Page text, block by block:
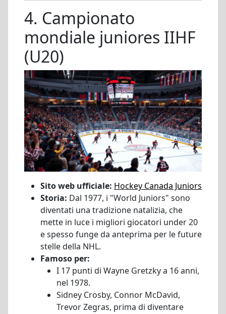
4. Campionato
mondiale juniores IIHF
(U20)
Sito web ufficiale: Hockey Canada Juniors
Storia: Dal 1977, i "World Juniors" sono
diventati una tradizione natalizia, che
mette in luce i migliori giocatori under 20
e spesso funge da anteprima per le future
stelle della NHL.
Famoso per:
I 17 punti di Wayne Gretzky a 16 anni,
nel 1978.
Sidney Crosby, Connor McDavid,
Trevor Zegras, prima di diventare